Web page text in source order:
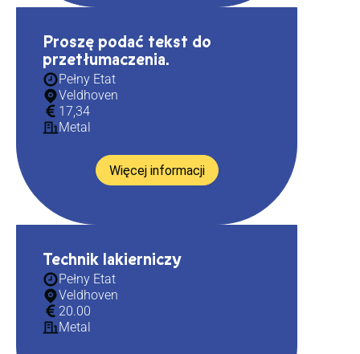
Proszę podać tekst do
przetłumaczenia.
Pełny Etat
Veldhoven
17,34
Metal
Więcej informacji
Technik lakierniczy
Pełny Etat
Veldhoven
20.00
Metal